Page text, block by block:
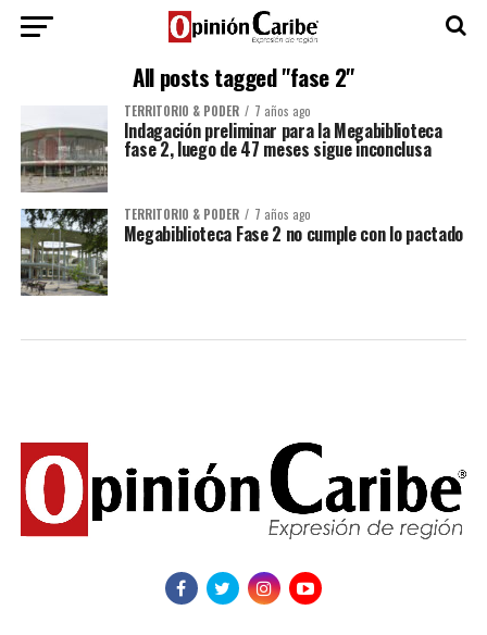
All posts tagged "fase 2"
TERRITORIO & PODER 7 años ago
Indagación preliminar para la Megabiblioteca
fase 2, luego de 47 meses sigue inconclusa
TERRITORIO & PODER 7 años ago
Megabiblioteca Fase 2 no cumple con lo pactado